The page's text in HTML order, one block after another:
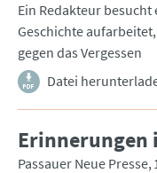
Ein Redakteur
Geschichte
gegen das Vergessen
Datei
Erinnerungen
Passauer Neue Presse